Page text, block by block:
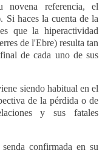
referencia, el
Si haces la cuenta de la
que la hiperactividad
de l'Ebre) resulta tan
de cada uno de sus
siendo habitual en el
de la pérdida o de
y sus fatales
confirmada en su